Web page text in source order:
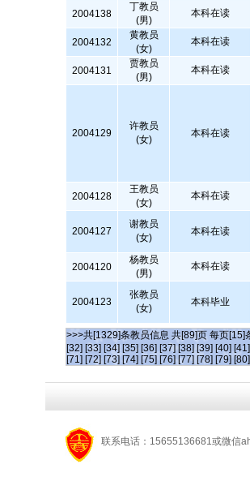
2004138
丁教员
(男)
本科在读
2004132
黄教员
(女)
本科在读
2004131
贾教员
(男)
本科在读
2004129
许教员
(女)
本科在读
2004128
王教员
(女)
本科在读
2004127
谢教员
(女)
本科在读
2004120
杨教员
(男)
本科在读
2004123
张教员
(女)
本科毕业
>>>共[1329]条教员信息 共[89]页 每页[15]
[32] [33] [34] [35] [36] [37] [38] [39] [40] [41]
[71] [72] [73] [74] [75] [76] [77] [78] [79] [80]
联系电话：15655136681或微信